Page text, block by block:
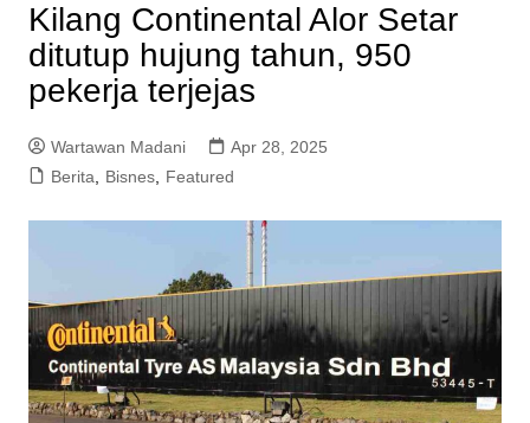
Kilang Continental Alor Setar
ditutup hujung tahun, 950
pekerja terjejas
Wartawan Madani
Apr 28, 2025
Berita, Bisnes, Featured